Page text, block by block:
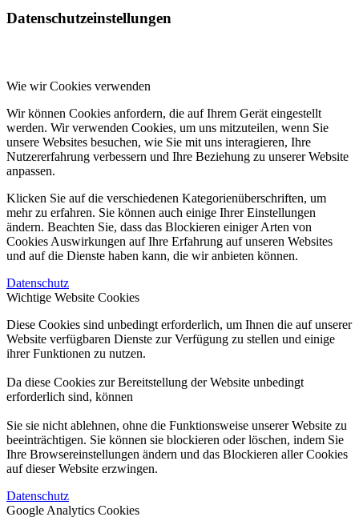
Datenschutzeinstellungen
Wie wir Cookies verwenden
Wir können Cookies anfordern, die auf Ihrem Gerät eingestellt
werden. Wir verwenden Cookies, um uns mitzuteilen, wenn Sie
unsere Websites besuchen, wie Sie mit uns interagieren, Ihre
Nutzererfahrung verbessern und Ihre Beziehung zu unserer Website
anpassen.
Klicken Sie auf die verschiedenen Kategorienüberschriften, um
mehr zu erfahren. Sie können auch einige Ihrer Einstellungen
ändern. Beachten Sie, dass das Blockieren einiger Arten von
Cookies Auswirkungen auf Ihre Erfahrung auf unseren Websites
und auf die Dienste haben kann, die wir anbieten können.
Datenschutz
Wichtige Website Cookies
Diese Cookies sind unbedingt erforderlich, um Ihnen die auf unserer
Website verfügbaren Dienste zur Verfügung zu stellen und einige
ihrer Funktionen zu nutzen.
Da diese Cookies zur Bereitstellung der Website unbedingt
erforderlich sind, können
Sie sie nicht ablehnen, ohne die Funktionsweise unserer Website zu
beeinträchtigen. Sie können sie blockieren oder löschen, indem Sie
Ihre Browsereinstellungen ändern und das Blockieren aller Cookies
auf dieser Website erzwingen.
Datenschutz
Google Analytics Cookies